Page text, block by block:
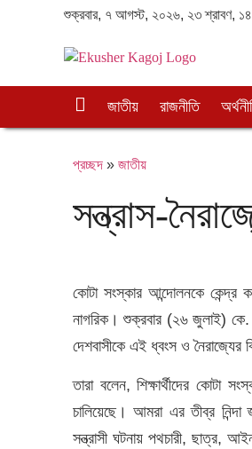
শুক্রবার, ৭ আগস্ট, ২০২৬, ২৩ শ্রাবণ,
চ্ছ
জাতীয় রাজনীতি
প্রচ্ছদ » জাতীয়
সন্ত্রাস-
কোটা সংস্কার আন্দোলনকে কেন্দ্র
নাগরিক। শুক্রবার (২৬ জুলাই) কে.
দেশবাসীকে এই ধ্বংস ও নৈরাজ্যের
তারা বলেন, শিক্ষার্থীদের কোটা
চালিয়েছে। আমরা এর তীব্র
সন্ত্রাসী ঘটনায় পথচারী, ছাত্র,